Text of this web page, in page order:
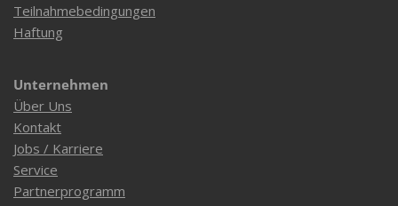
Teilnahmebedingungen
Haftung
Unternehmen
Über Uns
Kontakt
Jobs / Karriere
Service
Partnerprogramm